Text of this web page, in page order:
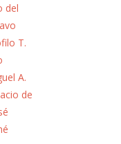
del
T.
A.
de